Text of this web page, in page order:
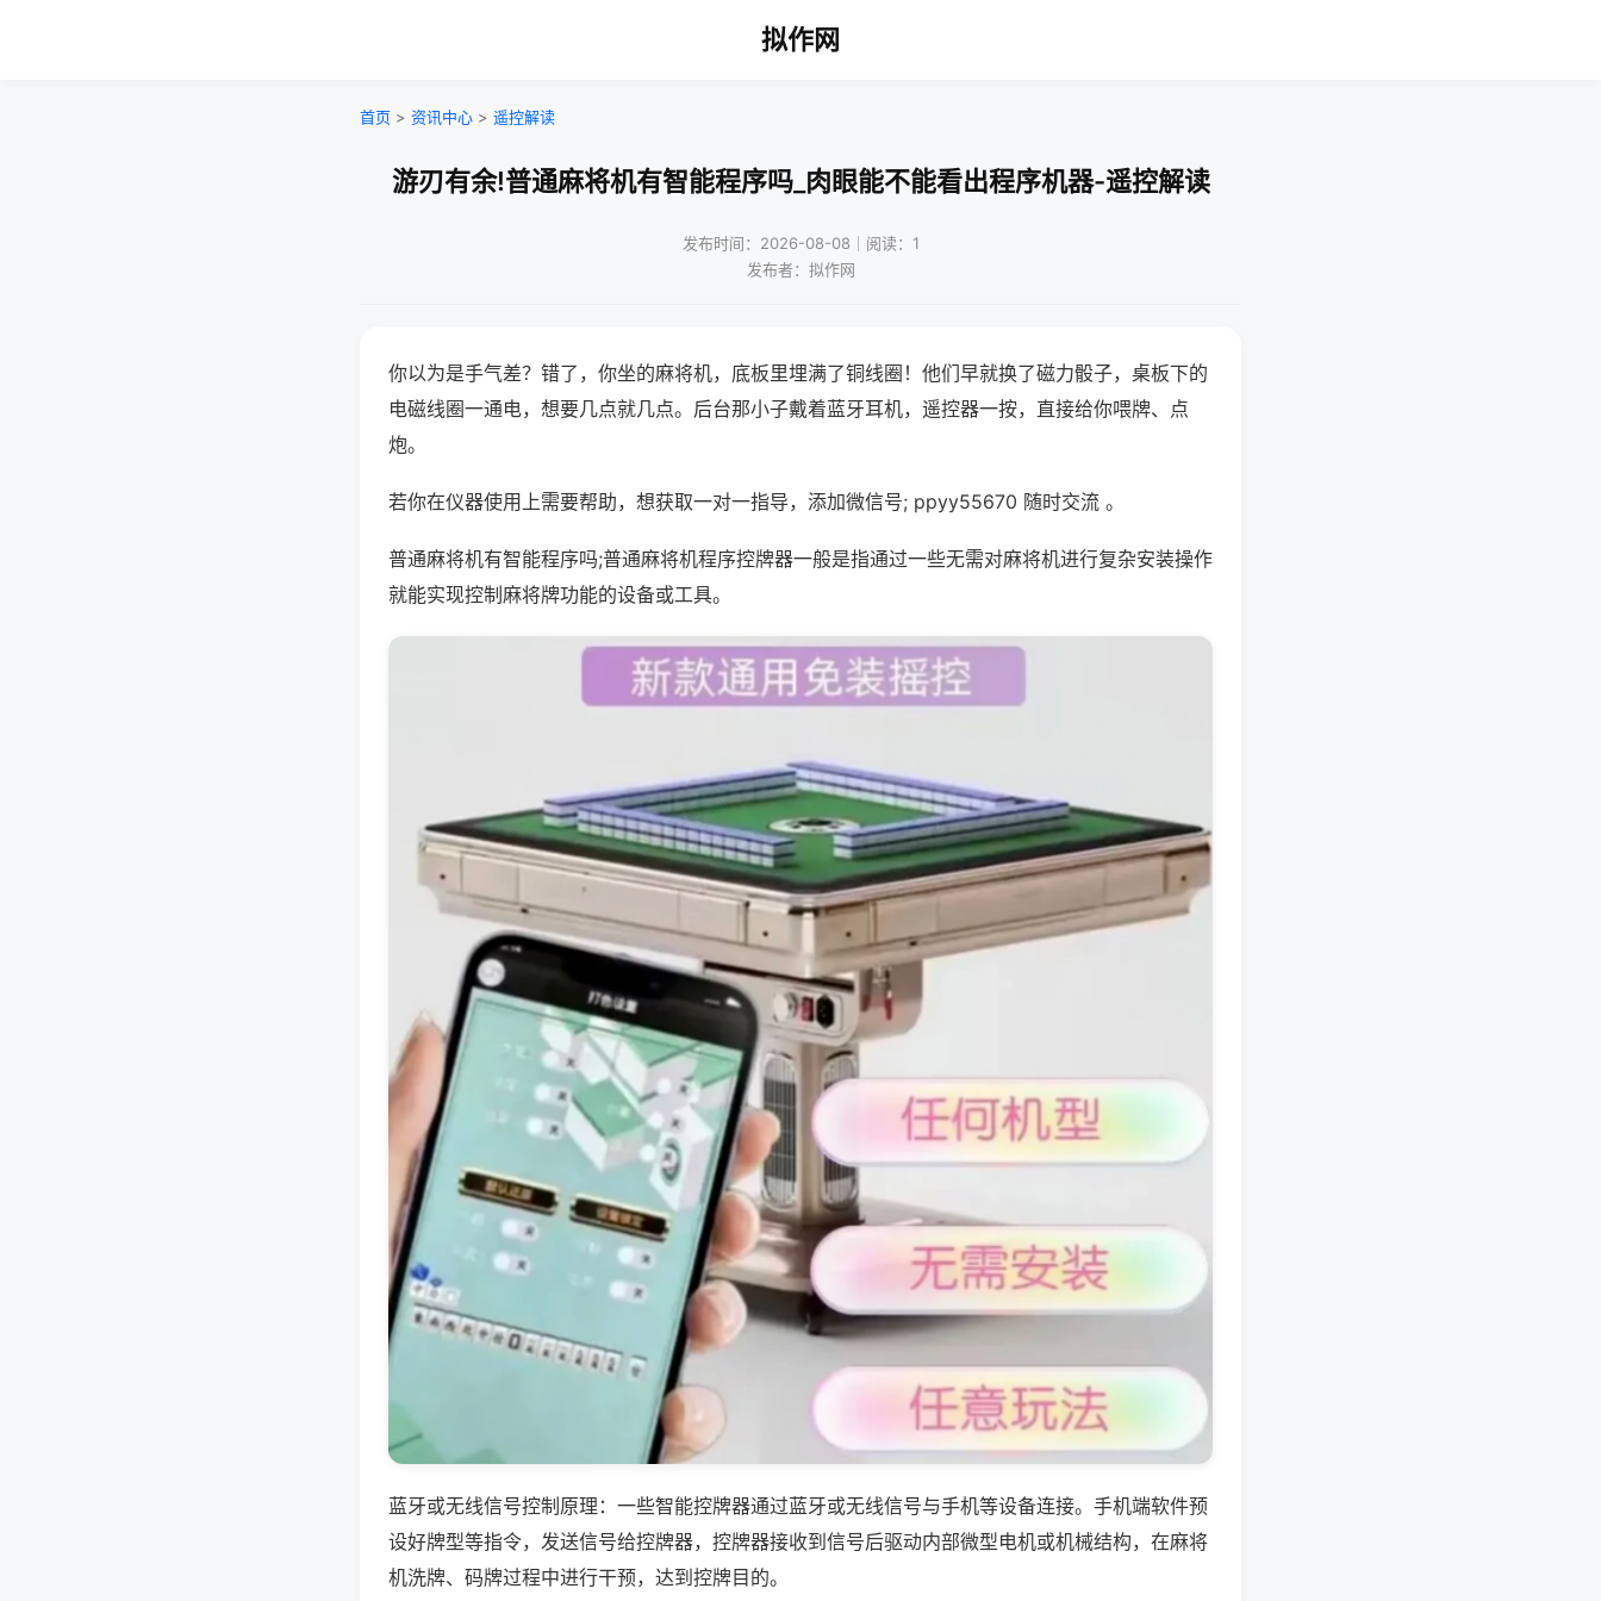
拟作网
首页 > 资讯中心 > 遥控解读
游刃有余!普通麻将机有智能程序吗_肉眼能不能看出程序机器-遥控解读
发布时间：2026-08-08｜阅读：1
发布者：拟作网
你以为是手气差？错了，你坐的麻将机，底板里埋满了铜线圈！他们早就换了磁力骰子，桌板下的
电磁线圈一通电，想要几点就几点。后台那小子戴着蓝牙耳机，遥控器一按，直接给你喂牌、点
炮。
若你在仪器使用上需要帮助，想获取一对一指导，添加微信号; ppyy55670 随时交流 。
普通麻将机有智能程序吗;普通麻将机程序控牌器一般是指通过一些无需对麻将机进行复杂安装操作
就能实现控制麻将牌功能的设备或工具。
蓝牙或无线信号控制原理：一些智能控牌器通过蓝牙或无线信号与手机等设备连接。手机端软件预
设好牌型等指令，发送信号给控牌器，控牌器接收到信号后驱动内部微型电机或机械结构，在麻将
机洗牌、码牌过程中进行干预，达到控牌目的。